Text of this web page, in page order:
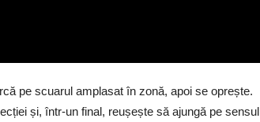
pe scuarul amplasat în zonă, apoi se oprește.
și, într-un final, reușește să ajungă pe sensul